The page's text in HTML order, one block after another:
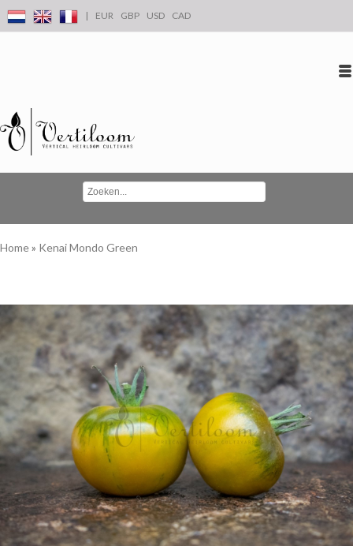
| EUR GBP USD CAD
Home» Kenai Mondo Green